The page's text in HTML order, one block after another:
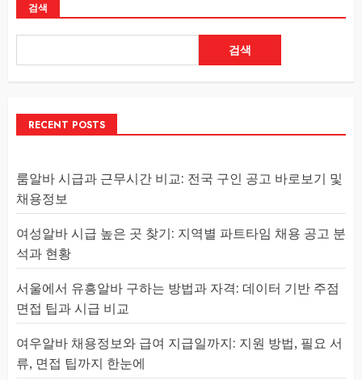
검색
검색
RECENT POSTS
룸알바 시급과 근무시간 비교: 전국 구인 공고 바로보기 및
채용정보
여성알바 시급 높은 곳 찾기: 지역별 파트타임 채용 공고 분
석과 현황
서울에서 유흥알바 구하는 방법과 자격: 데이터 기반 주점
면접 팁과 시급 비교
여우알바 채용정보와 급여 지급일까지: 지원 방법, 필요 서
류, 면접 팁까지 한눈에